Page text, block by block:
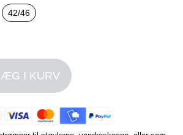
42/46
I KURV